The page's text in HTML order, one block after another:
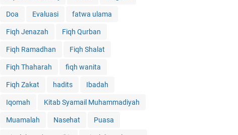
Doa Evaluasi fatwa ulama
Fiqh Jenazah Fiqh Qurban
Fiqh Ramadhan Fiqh Shalat
Fiqh Thaharah fiqh wanita
Fiqh Zakat hadits Ibadah
Iqomah Kitab Syamail Muhammadiyah
Muamalah Nasehat Puasa